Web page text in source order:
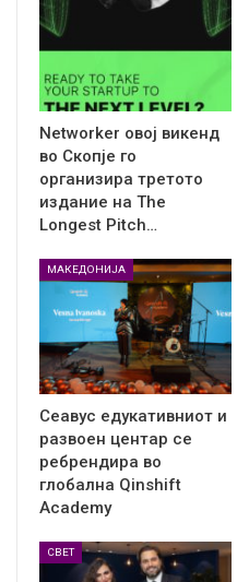
Networker овој викенд
во Скопје го
организира третото
издание на The
Longest Pitch…
МАКЕДОНИЈА
Сеавус едукативниот и
развоен центар се
ребрендира во
глобална Qinshift
Academy
СВЕТ